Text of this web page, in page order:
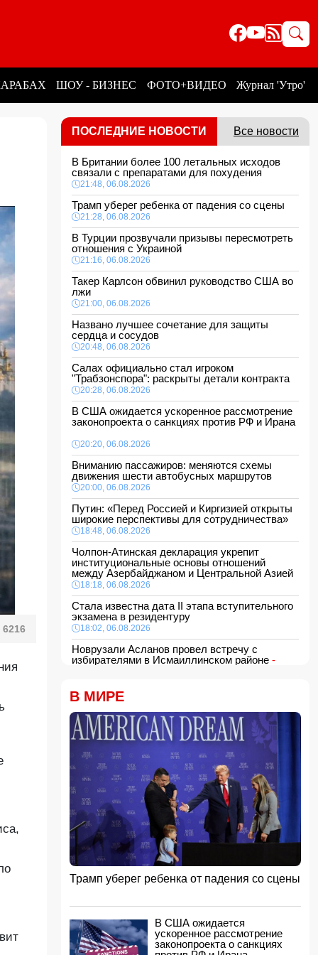
ШОУ - БИЗНЕС ФОТО+ВИДЕО Журнал 'Утро'
6216
ПОСЛЕДНИЕ НОВОСТИ Все новости
В Британии более 100 летальных исходов
связали с препаратами для похудения
21:48, 06.08.2026
Трамп уберег ребенка от падения со сцены
21:28, 06.08.2026
В Турции прозвучали призывы пересмотреть
отношения с Украиной
21:16, 06.08.2026
Такер Карлсон обвинил руководство США во
лжи
21:00, 06.08.2026
Названо лучшее сочетание для защиты
сердца и сосудов
20:48, 06.08.2026
Салах официально стал игроком
"Трабзонспора": раскрыты детали контракта
20:28, 06.08.2026
В США ожидается ускоренное рассмотрение
законопроекта о санкциях против РФ и Ирана
20:20, 06.08.2026
Вниманию пассажиров: меняются схемы
движения шести автобусных маршрутов
20:00, 06.08.2026
Путин: «Перед Россией и Киргизией открыты
широкие перспективы для сотрудничества»
18:48, 06.08.2026
Чолпон-Атинская декларация укрепит
институциональные основы отношений
между Азербайджаном и Центральной Азией
18:18, 06.08.2026
Стала известна дата II этапа вступительного
экзамена в резидентуру
18:02, 06.08.2026
Новрузали Асланов провел встречу с
избирателями в Исмаиллинском районе -
«Новые технологии формируют новые
профессии на рынке труда» — эксперт
16:48, 06.08.2026
Джейхун Байрамов и Андрей Сибига проводят
встречу в Киеве
16:28, 06.08.2026
Гави покрасил волосы в розовый цвет в честь
победы Испании на ЧМ-2026
16:16, 06.08.2026
США сняли санкции с авиакомпании,
обвинявшейся в перевозке оружия для КСИР
16:00, 06.08.2026
Администрация Трампа вернула импортерам
пошлин
15:48, 06.08.2026
В Японии заявили о запуске КНДР
баллистической ракеты
В МИРЕ
Трамп уберег ребенка от падения со сцены
В США ожидается
ускоренное рассмотрение
законопроекта о санкциях